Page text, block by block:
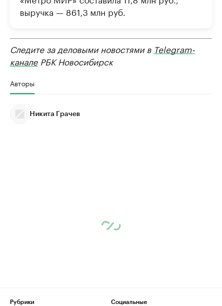
выручка — 861,3 млн руб.
Следите за деловыми новостями в Telegram-
каналеРБК Новосибирск
Авторы
Никита Грачев
Рубрики
Социальные